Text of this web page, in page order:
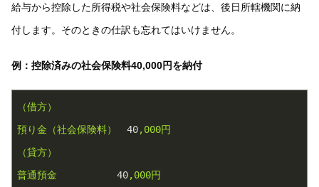
給与から控除した所得税や社会保険料などは、後日所轄機関に納
付します。そのときの仕訳も忘れてはいけません。
例：控除済みの社会保険料40,000円を納付
（借方）
預り金（社会保険料）
40,000円
（貸方）
普通預金
40,000円